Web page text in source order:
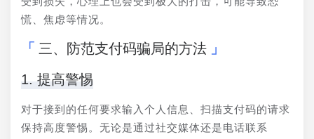
慌、焦虑等情况。
三、防范支付码骗局的方法
1. 提高警惕
对于接到的任何要求输入个人信息、扫描支付码的请求
保持高度警惕。无论是通过社交媒体还是电话联系